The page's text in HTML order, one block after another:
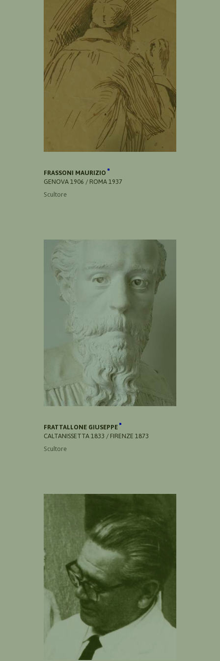
FRASSONI MAURIZIO
GENOVA 1906 / ROMA 1937
Scultore
FRATTALLONE GIUSEPPE
CALTANISSETTA 1833 / FIRENZE 1873
Scultore